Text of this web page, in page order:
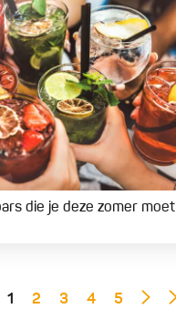
die je deze zomer moet
1 2 3 4 5